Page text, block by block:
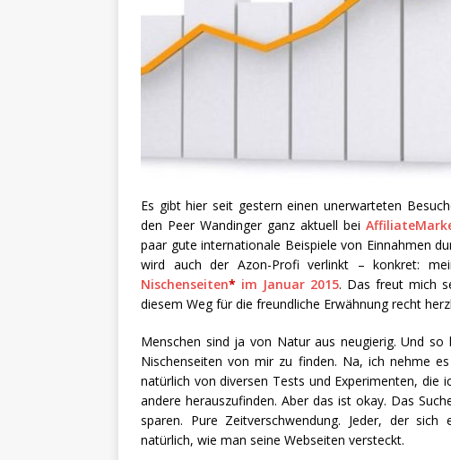
Es gibt hier seit gestern einen unerwarteten
den Peer Wandinger ganz aktuell bei
paar gute internationale Beispiele von Einnahmen
wird auch der Azon-Profi verlinkt – konkret:
Nischenseiten* im Januar 2015. Das freut mich
diesem Weg für die freundliche Erwähnung recht
Menschen sind ja von Natur aus neugierig. Und
Nischenseiten von mir zu finden. Na, ich nehme
natürlich von diversen Tests und Experimenten,
andere herauszufinden. Aber das ist okay. Das
sparen. Pure Zeitverschwendung. Jeder, der
natürlich, wie man seine Webseiten versteckt.